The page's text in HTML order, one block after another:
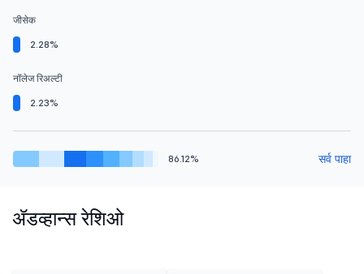
जीसेक
2.28%
नॉलेज रिअल्टी
2.23%
86.12% सर्व पाहा
ॲडव्हान्स रेशिओ